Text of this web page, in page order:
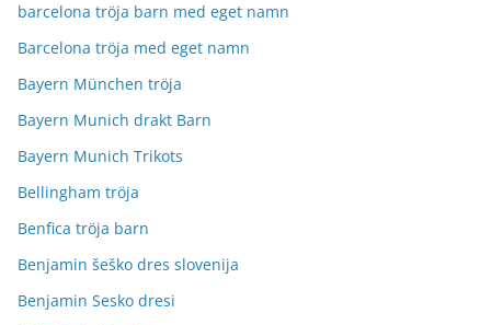
barcelona tröja barn med eget namn
Barcelona tröja med eget namn
Bayern München tröja
Bayern Munich drakt Barn
Bayern Munich Trikots
Bellingham tröja
Benfica tröja barn
Benjamin šeško dres slovenija
Benjamin Sesko dresi